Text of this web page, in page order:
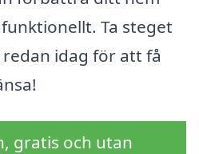
Ta steget
idag för att få
gratis och utan